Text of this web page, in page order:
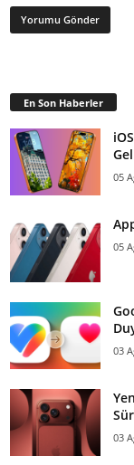
En Son Haberler
05
05
03
03